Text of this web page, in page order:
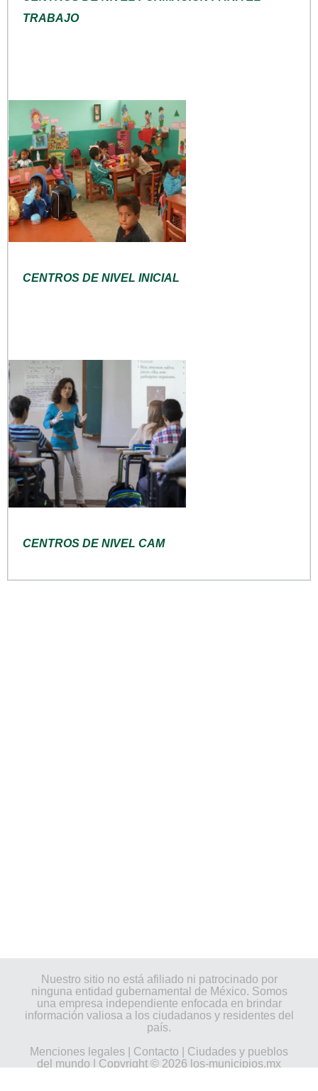
TRABAJO
CENTROS DE NIVEL INICIAL
CENTROS DE NIVEL CAM
Nuestro sitio no está afiliado ni patrocinado por
ninguna entidad gubernamental de México. Somos
una empresa independiente enfocada en brindar
información valiosa a los ciudadanos y residentes del
país.
Menciones legales
Contacto
Ciudades y pueblos
del mundo | Copyright © 2026 los-municipios.mx